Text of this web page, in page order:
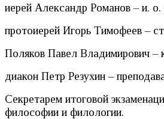
иерей Александр Романов – и.
протоиерей Игорь Тимофеев –
Поляков Павел Владимирович –
диакон Петр Резухин –
Секретарем итоговой
философии и филологии.